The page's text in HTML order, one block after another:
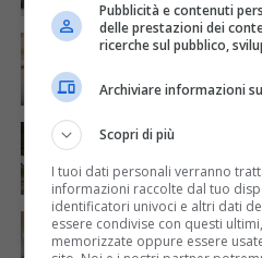
CRONACA & ATTUALITÀ 3
Mattia Ranghetti
folgorazione alle
ANIMALI 7 giorni fa
Gorizia-Budapest in
caldo: esplode la
CRONACA & ATTUALITÀ 7
West Nile in Friuli-
Pubblicità e contenuti
delle prestazioni dei
ricerche sul pubblico,
Archiviare informazioni
Scopri di più
I tuoi dati personali verranno
informazioni raccolte dal tuo
identificatori univoci e altri dati
essere condivise con questi
memorizzate oppure essere